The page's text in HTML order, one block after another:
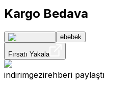
Kargo Bedava
ebebek
Fırsatı Yakala
indirimgezirehberi paylaştı